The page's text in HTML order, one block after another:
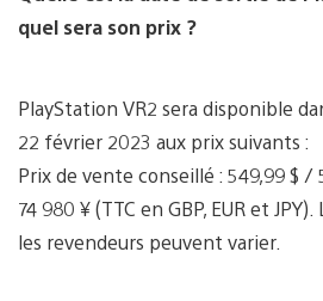
quel sera son prix ?
PlayStation VR2 sera disponible
22 février 2023 aux prix suivants :
Prix de vente conseillé : 549,99 $
74 980 ¥ (TTC en GBP, EUR et
les revendeurs peuvent varier.